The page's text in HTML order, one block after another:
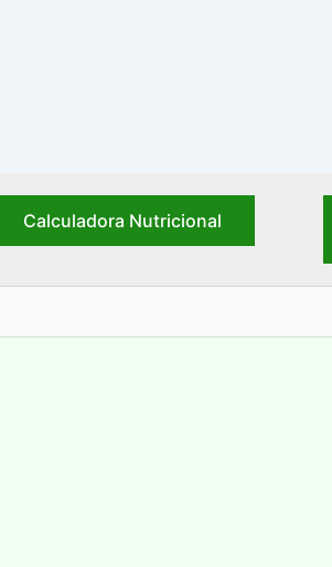
Calculadora Nutricional